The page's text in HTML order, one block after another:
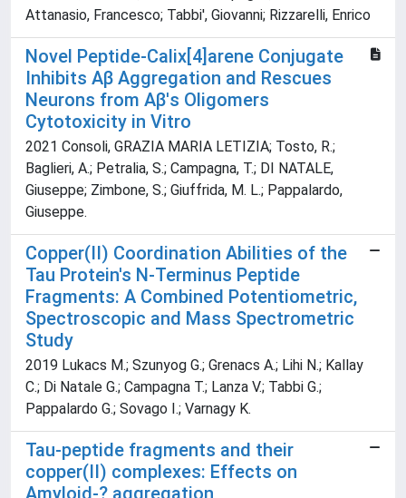
Attanasio, Francesco; Tabbi', Giovanni; Rizzarelli, Enrico
Novel Peptide-Calix[4]arene Conjugate
Inhibits Aβ Aggregation and Rescues
Neurons from Aβ's Oligomers
Cytotoxicity in Vitro
2021 Consoli, GRAZIA MARIA LETIZIA; Tosto, R.;
Baglieri, A.; Petralia, S.; Campagna, T.; DI NATALE,
Giuseppe; Zimbone, S.; Giuffrida, M. L.; Pappalardo,
Giuseppe.
Copper(II) Coordination Abilities of the
Tau Protein's N-Terminus Peptide
Fragments: A Combined Potentiometric,
Spectroscopic and Mass Spectrometric
Study
2019 Lukacs M.; Szunyog G.; Grenacs A.; Lihi N.; Kallay
C.; Di Natale G.; Campagna T.; Lanza V.; Tabbi G.;
Pappalardo G.; Sovago I.; Varnagy K.
Tau-peptide fragments and their
copper(II) complexes: Effects on